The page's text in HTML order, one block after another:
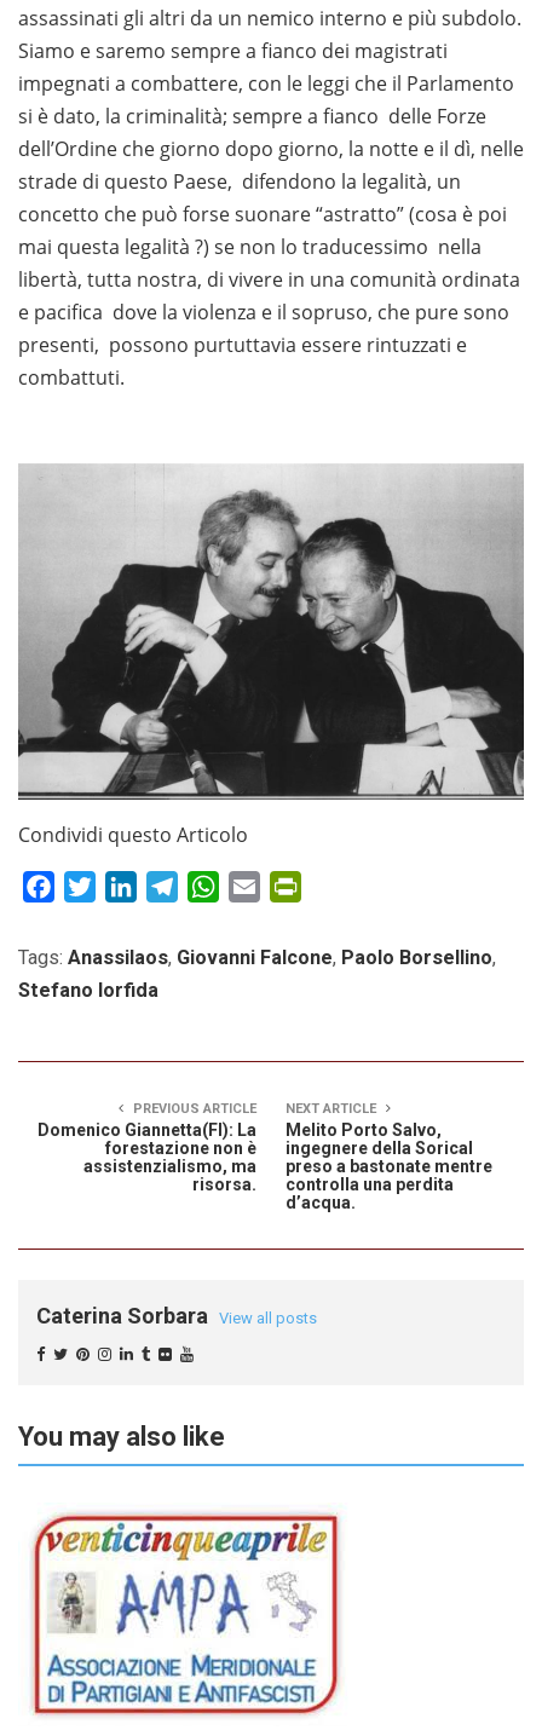
assassinati gli altri da un nemico interno e più subdolo.
Siamo e saremo sempre a fianco dei magistrati
impegnati a combattere, con le leggi che il Parlamento
si è dato, la criminalità; sempre a fianco delle Forze
dell’Ordine che giorno dopo giorno, la notte e il dì, nelle
strade di questo Paese, difendono la legalità, un
concetto che può forse suonare “astratto” (cosa è poi
mai questa legalità ?) se non lo traducessimo nella
libertà, tutta nostra, di vivere in una comunità ordinata
e pacifica dove la violenza e il sopruso, che pure sono
presenti, possono purtuttavia essere rintuzzati e
combattuti.
Condividi questo Articolo
FacebookTwitterLinkedInTelegramWhatsApp
Email
Tags: Anassilaos, Giovanni Falcone, Paolo Borsellino,
Stefano Iorfida
PREVIOUS ARTICLE
Domenico Giannetta(FI): La
forestazione non è
assistenzialismo, ma
risorsa.
NEXT ARTICLE
Melito Porto Salvo,
ingegnere della Sorical
preso a bastonate mentre
controlla una perdita
d’acqua.
Caterina Sorbara View all posts
You may also like